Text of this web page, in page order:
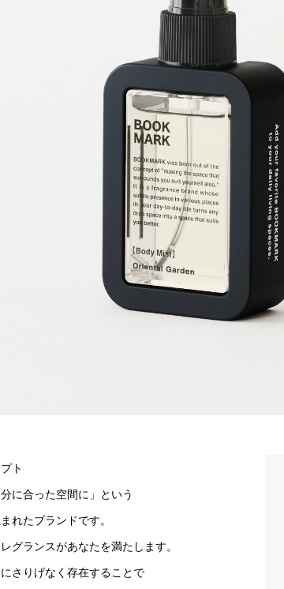
ト
に合った空間に」という
れたブランドです。
グランスがあなたを満たします。
さりげなく存在することで